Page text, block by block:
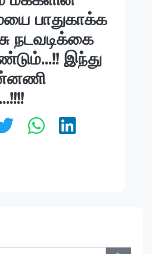
பாதுகாக்க
நடவடிக்கை
இந்து